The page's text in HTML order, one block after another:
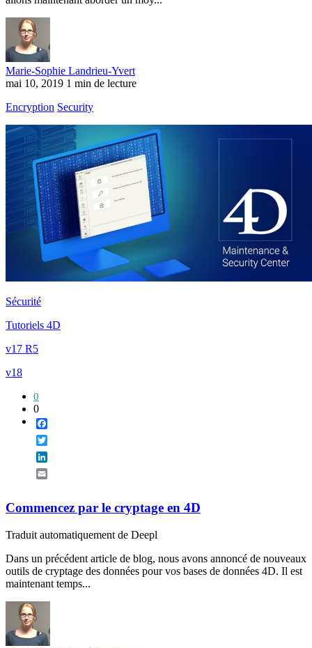
Marie-Sophie Landrieu-Yvert
mai 10, 2019 1 min de lecture
Encryption Security
Sécurité
Tutoriels 4D
v17 R5
v18
0
0
Commencez par le cryptage en 4D
Traduit automatiquement de Deepl
Dans un précédent article de blog, nous avons annoncé de nouveaux
outils de cryptage des données pour vos bases de données 4D. Il est
maintenant temps...